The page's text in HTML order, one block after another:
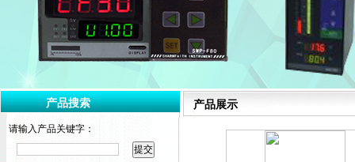
产品搜索
请输入产品关键字：
产品展示